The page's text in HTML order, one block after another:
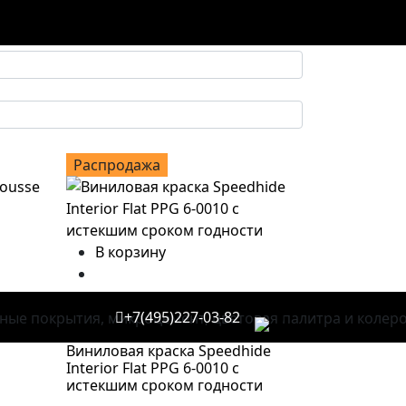
+7(495)227-03-82 0
Распродажа
В корзину
Виниловая краска Speedhide
Interior Flat PPG 6-0010 с
истекшим сроком годности